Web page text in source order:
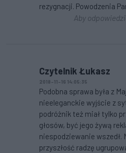
rezygnacji. Powodzenia
Aby
Czytelnik Łukasz
2018-11-16 14:05:35
Podobna sprawa była z
nieeleganckie wyjście z
podróżnik też miał tylko
głosów, być jego żywą
niespodziewanie wszedł.
przyszłość radzę